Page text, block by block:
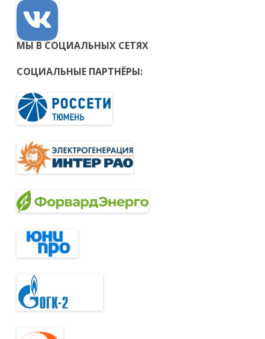
МЫ В СОЦИАЛЬНЫХ СЕТЯХ
СОЦИАЛЬНЫЕ ПАРТНЁРЫ: